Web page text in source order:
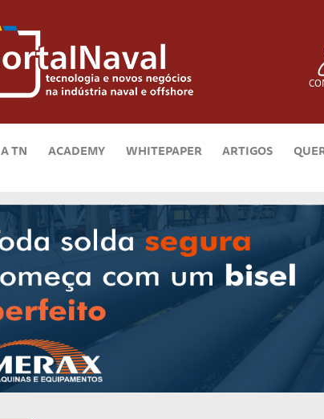
A TN ACADEMY WHITEPAPER ARTIGOS